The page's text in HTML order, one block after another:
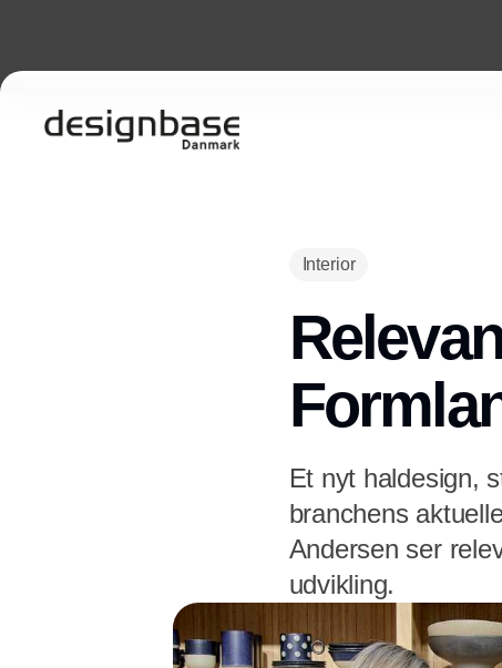
Interior
Et nyt haldesign,
branchens
Andersen ser
udvikling.